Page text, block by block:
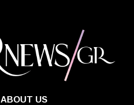
ABOUT US